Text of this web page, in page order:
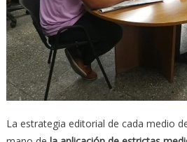
La estrategia editorial de cada medio